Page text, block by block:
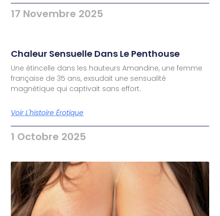
17 Novembre 2025
Chaleur Sensuelle Dans Le Penthouse
Une étincelle dans les hauteurs Amandine, une femme
française de 35 ans, exsudait une sensualité
magnétique qui captivait sans effort.
Voir L'histoire Érotique
1 Octobre 2025